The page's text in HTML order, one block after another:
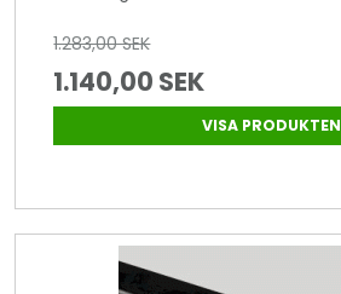
1.283,00 SEK
1.140,00 SEK
VISA PRODUKTEN